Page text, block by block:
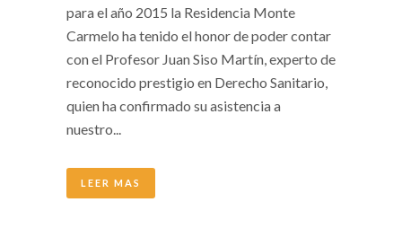
para el año 2015 la Residencia Monte
Carmelo ha tenido el honor de poder contar
con el Profesor Juan Siso Martín, experto de
reconocido prestigio en Derecho Sanitario,
quien ha confirmado su asistencia a
nuestro...
LEER MAS